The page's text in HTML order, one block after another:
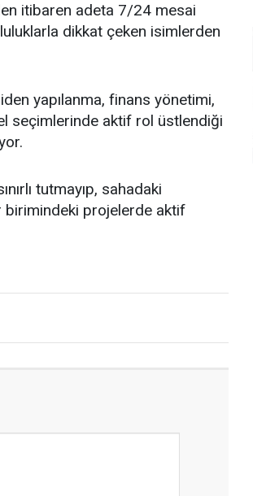
itibaren adeta 7/24 mesai
dikkat çeken isimlerden
yapılanma, finans yönetimi,
seçimlerinde aktif rol üstlendiği
tutmayıp, sahadaki
birimindeki projelerde aktif